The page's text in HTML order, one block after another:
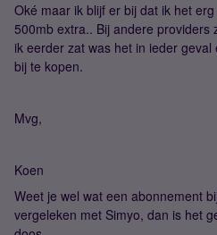
Oké maar ik blijf er bij dat ik het
500mb extra.. Bij andere providers
ik eerder zat was het in ieder
bij te kopen.
Mvg,
Koen
Weet je wel wat een abonnement
vergeleken met Simyo, dan is het